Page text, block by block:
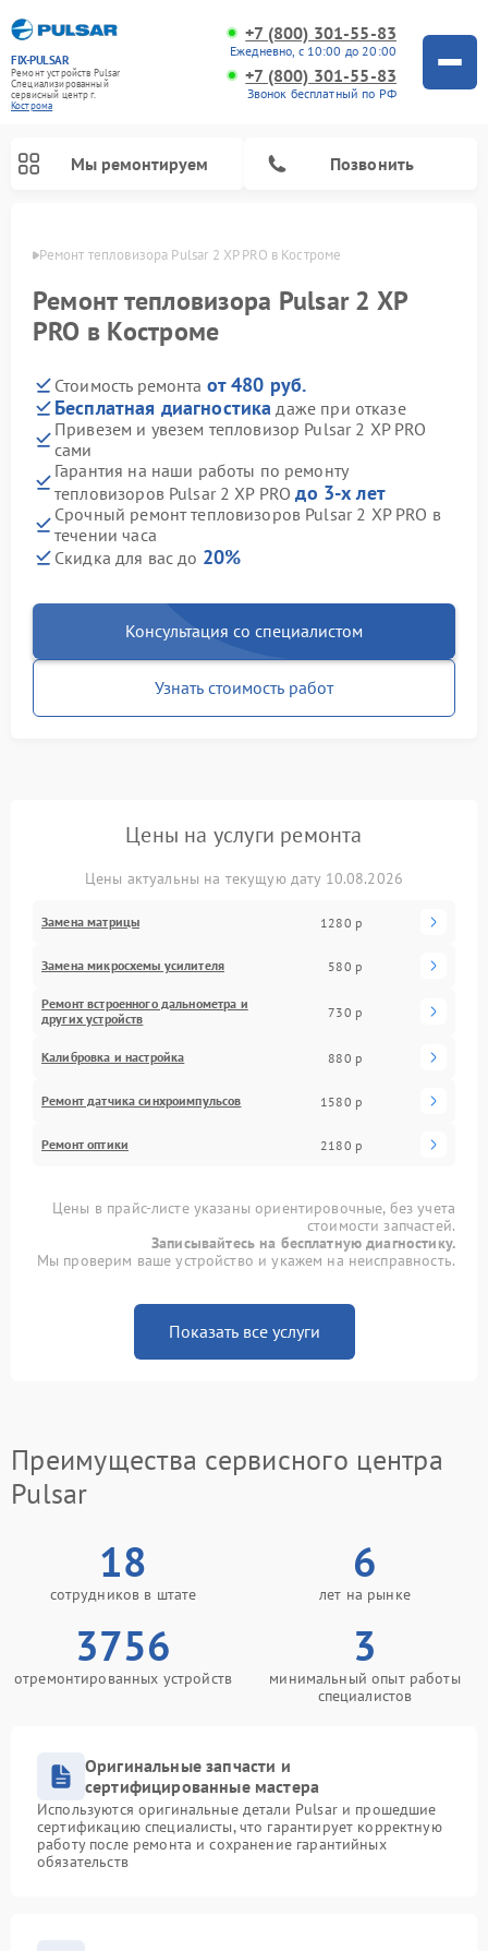
FIX-PULSAR
Ремонт устройств Pulsar
Специализированный
cервисный центр г.
Кострома
+7 (800) 301-55-83
Ежедневно, с 10:00 до 20:00
+7 (800) 301-55-83
Звонок бесплатный по РФ
Мы ремонтируем Позвонить
Ремонт тепловизора Pulsar 2 XP PRO в Костроме
Ремонт тепловизора Pulsar 2 XP
PRO в Костроме
Стоимость ремонта от 480 руб.
Бесплатная диагностика даже при отказе
Привезем и увезем тепловизор Pulsar 2 XP PRO
сами
Гарантия на наши работы по ремонту
тепловизоров Pulsar 2 XP PROдо 3-х лет
Срочный ремонт тепловизоров Pulsar 2 XP PRO в
течении часа
Скидка для вас до 20%
Консультация со специалистом
Узнать стоимость работ
Цены на услуги ремонта
Цены актуальны на текущую дату 10.08.2026
Замена матрицы 1280 р
Замена микросхемы усилителя 580 р
Ремонт встроенного дальнометра и
других устройств
730 р
Калибровка и настройка 880 р
Ремонт датчика синхроимпульсов 1580 р
Ремонт оптики 2180 р
Цены в прайс-листе указаны ориентировочные, без учета
стоимости запчастей.
Записывайтесь на бесплатную диагностику.
Мы проверим ваше устройство и укажем на неисправность.
Показать все услуги
Преимущества сервисного центра
Pulsar
18
сотрудников в штате
6
лет на рынке
3756
отремонтированных устройств
3
минимальный опыт работы
специалистов
Оригинальные запчасти и
сертифицированные мастера
Используются оригинальные детали Pulsar и прошедшие
сертификацию специалисты, что гарантирует корректную
работу после ремонта и сохранение гарантийных
обязательств